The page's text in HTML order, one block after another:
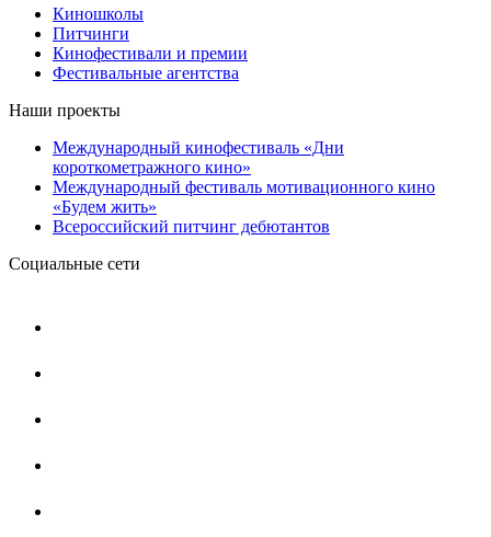
Киношколы
Питчинги
Кинофестивали и премии
Фестивальные агентства
Наши проекты
Международный кинофестиваль «Дни
короткометражного кино»
Международный фестиваль мотивационного кино
«Будем жить»
Всероссийский питчинг дебютантов
Социальные сети